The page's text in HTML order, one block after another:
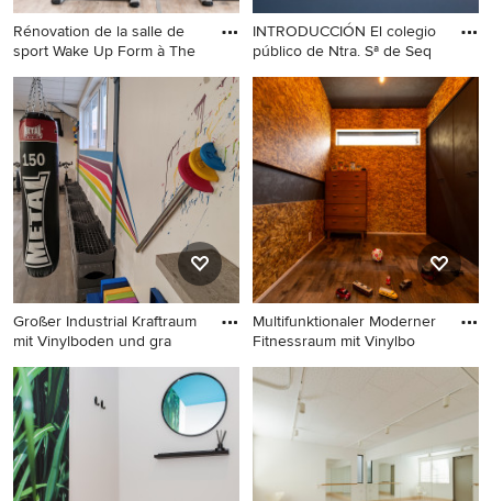
Rénovation de la salle de
sport Wake Up Form à The
Multifunktionaler, Großer
Industrial Fitnessraum mit
schwarzer Wandfarbe und
Vinylboden in Rennes
INTRODUCCIÓN El colegio
público de Ntra. Sª de Seq
Multifunktionaler,
Mittelgroßer Moderner
Fitnessraum mit weißer
Wandfarbe, Vinylboden,
blauem Boden und
Holzdecke in Sonstige
Großer Industrial Kraftraum
mit Vinylboden und gra
Großer Industrial Kraftraum
mit Vinylboden und grauem
Boden in Paris
Multifunktionaler Moderner
Fitnessraum mit Vinylbo
Multifunktionaler Moderner
Fitnessraum mit Vinylboden
in Sonstige